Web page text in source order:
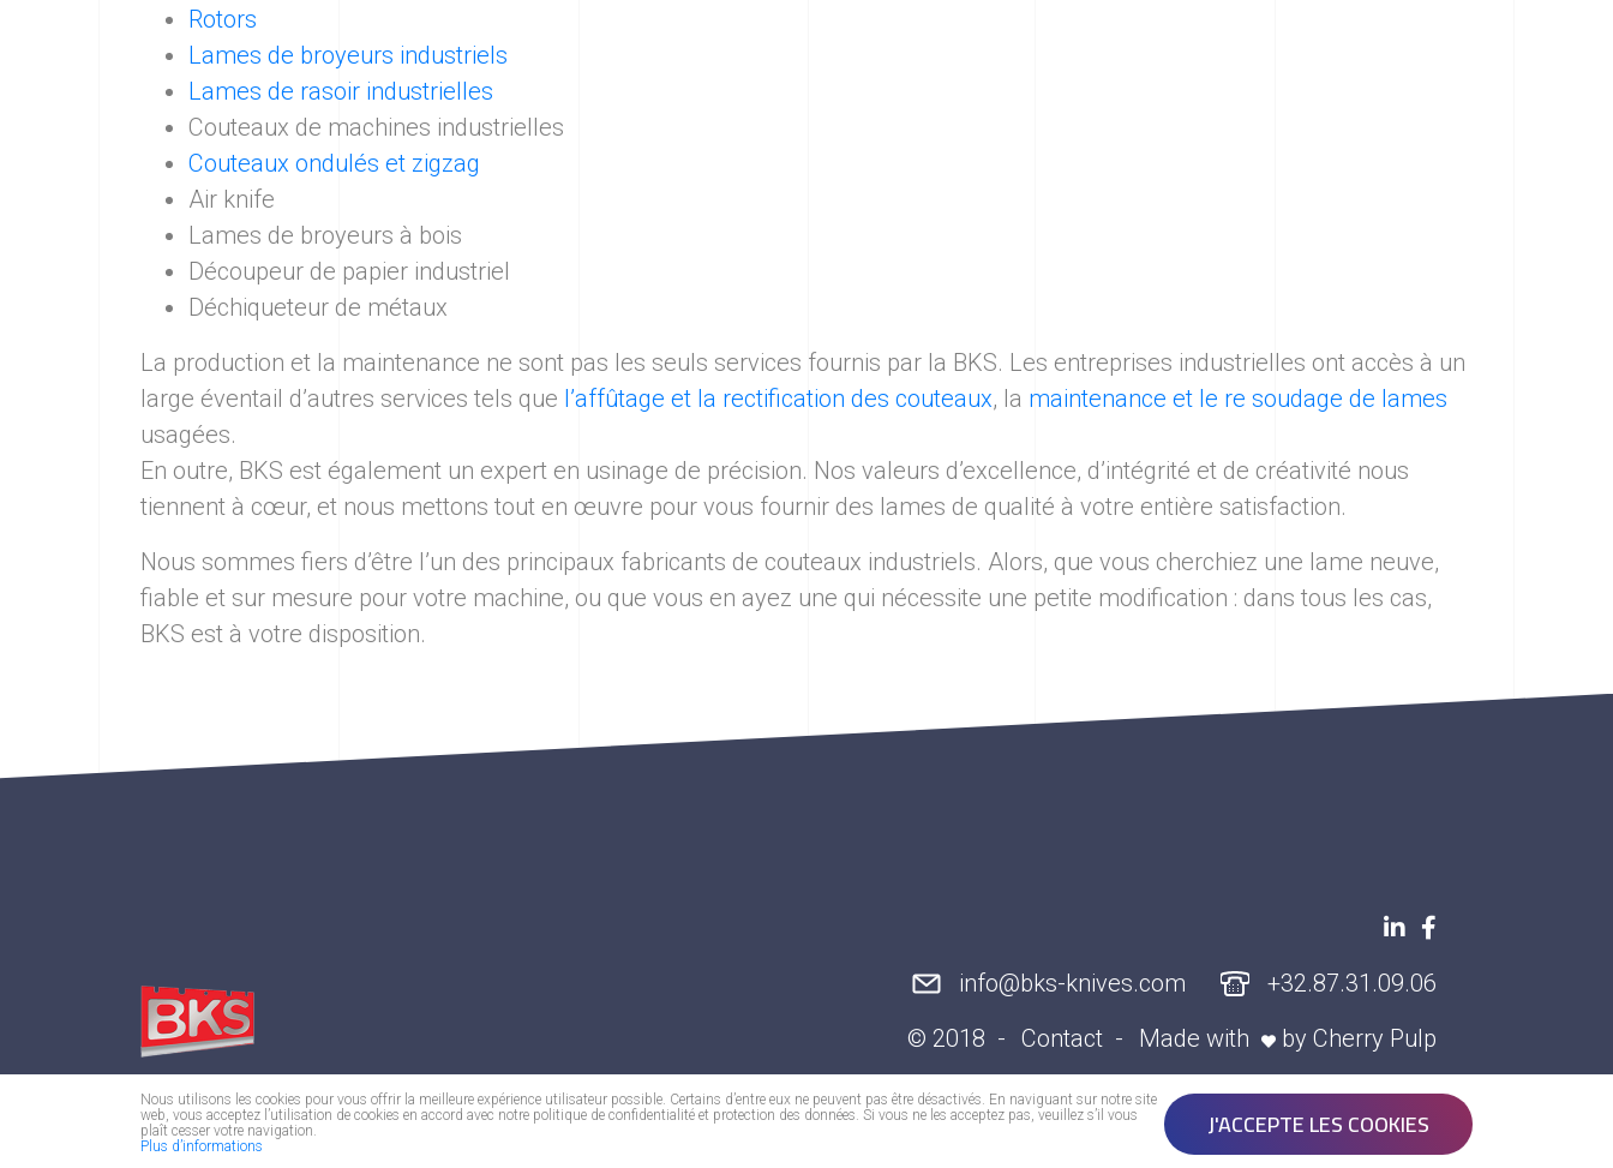
Rotors
Lames de broyeurs industriels
Lames de rasoir industrielles
Couteaux de machines industrielles
Couteaux ondulés et zigzag
Air knife
Lames de broyeurs à bois
Découpeur de papier industriel
Déchiqueteur de métaux
La production et la maintenance ne sont pas les seuls services fournis par la BKS. Les entreprises industrielles ont accès à un
large éventail d’autres services tels que l’affûtage et la rectification des couteaux, la maintenance et le re soudage de lames
usagées.
En outre, BKS est également un expert en usinage de précision. Nos valeurs d’excellence, d’intégrité et de créativité nous
tiennent à cœur, et nous mettons tout en œuvre pour vous fournir des lames de qualité à votre entière satisfaction.
Nous sommes fiers d’être l’un des principaux fabricants de couteaux industriels. Alors, que vous cherchiez une lame neuve,
fiable et sur mesure pour votre machine, ou que vous en ayez une qui nécessite une petite modification : dans tous les cas,
BKS est à votre disposition.
info@bks-knives.com
+32.87.31.09.06
© 2018
Contact Made with by Cherry Pulp
BKS Knives, manufacturer of industrial knives and blades and precision tools - your partner for all your custom cutting applications
Nous utilisons les cookies pour vous offrir la meilleure expérience utilisateur possible. Certains d’entre eux ne peuvent pas être désactivés. En naviguant sur notre site
web, vous acceptez l’utilisation de cookies en accord avec notre politique de confidentialité et protection des données. Si vous ne les acceptez pas, veuillez s’il vous
plaît cesser votre navigation.
Plus d’informations
J'ACCEPTE LES COOKIES